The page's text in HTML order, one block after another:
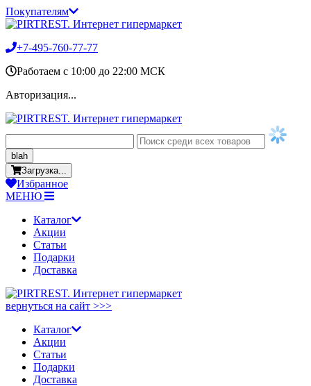
Покупателям
+7-495-760-77-77
Работаем c 10:00 до 22:00 МСК
Авторизация...
blah
Загрузка...
Избранное
МЕНЮ
Каталог
Акции
Статьи
Подарки
Доставка
вернуться на сайт >>>
Каталог
Акции
Статьи
Подарки
Доставка